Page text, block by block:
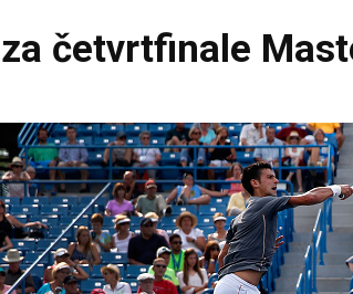
četvrtfinale